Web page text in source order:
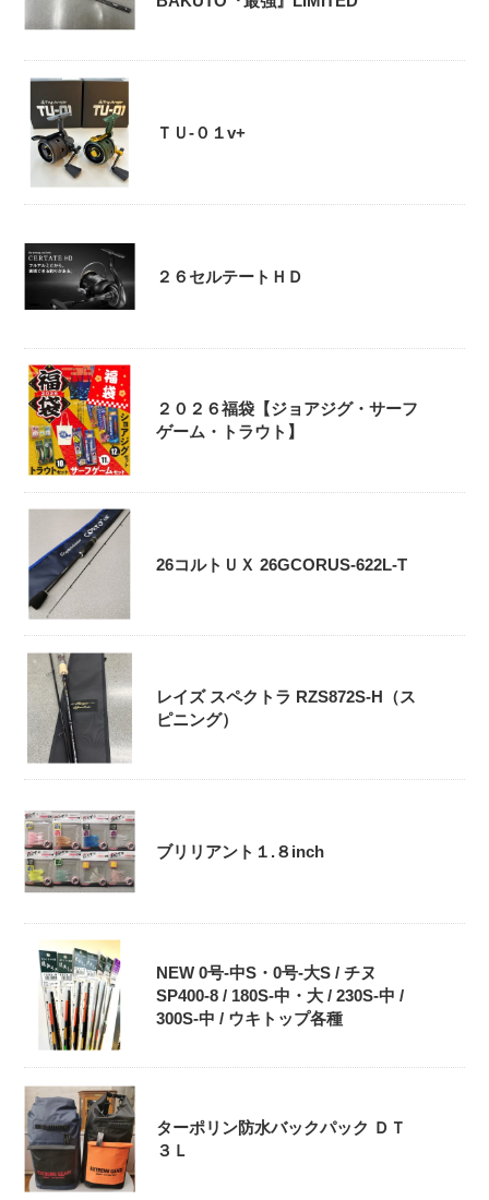
ＴＵ-０１v+
２６セルテートＨＤ
２０２６福袋【ジョアジグ・サーフ
ゲーム・トラウト】
26コルトＵＸ 26GCORUS-622L-T
レイズ スペクトラ RZS872S-H（ス
ピニング）
ブリリアント１.８inch
NEW 0号-中S・0号‐大S / チヌ
SP400-8 / 180S-中・大 / 230S-中 /
300S-中 / ウキトップ各種
ターポリン防水バックパック ＤＴ
３Ｌ